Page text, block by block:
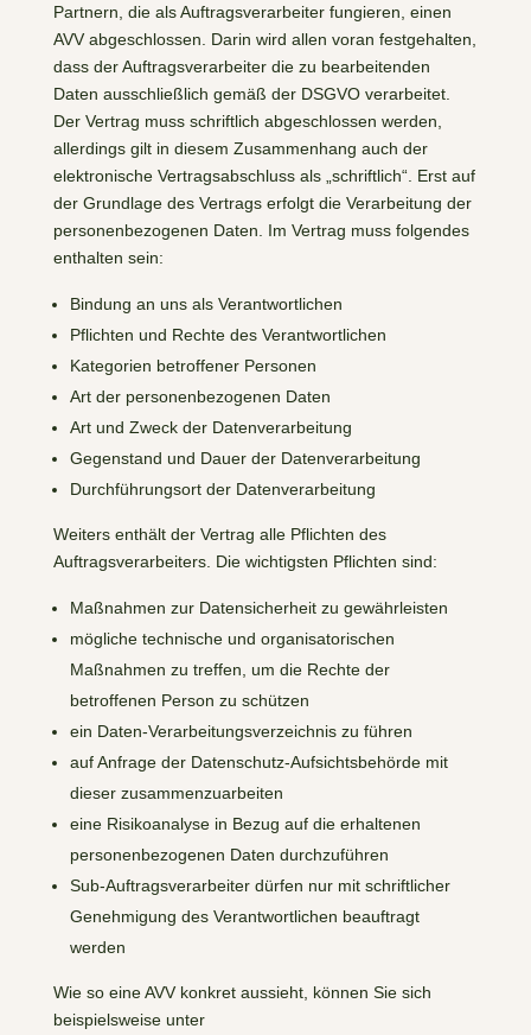
Partnern, die als Auftragsverarbeiter fungieren, einen
AVV abgeschlossen. Darin wird allen voran festgehalten,
dass der Auftragsverarbeiter die zu bearbeitenden
Daten ausschließlich gemäß der DSGVO verarbeitet.
Der Vertrag muss schriftlich abgeschlossen werden,
allerdings gilt in diesem Zusammenhang auch der
elektronische Vertragsabschluss als „schriftlich“. Erst auf
der Grundlage des Vertrags erfolgt die Verarbeitung der
personenbezogenen Daten. Im Vertrag muss folgendes
enthalten sein:
Bindung an uns als Verantwortlichen
Pflichten und Rechte des Verantwortlichen
Kategorien betroffener Personen
Art der personenbezogenen Daten
Art und Zweck der Datenverarbeitung
Gegenstand und Dauer der Datenverarbeitung
Durchführungsort der Datenverarbeitung
Weiters enthält der Vertrag alle Pflichten des
Auftragsverarbeiters. Die wichtigsten Pflichten sind:
Maßnahmen zur Datensicherheit zu gewährleisten
mögliche technische und organisatorischen
Maßnahmen zu treffen, um die Rechte der
betroffenen Person zu schützen
ein Daten-Verarbeitungsverzeichnis zu führen
auf Anfrage der Datenschutz-Aufsichtsbehörde mit
dieser zusammenzuarbeiten
eine Risikoanalyse in Bezug auf die erhaltenen
personenbezogenen Daten durchzuführen
Sub-Auftragsverarbeiter dürfen nur mit schriftlicher
Genehmigung des Verantwortlichen beauftragt
werden
Wie so eine AVV konkret aussieht, können Sie sich
beispielsweise unter